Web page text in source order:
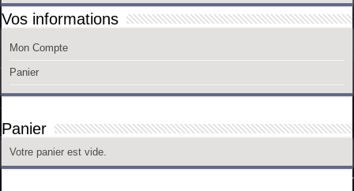
Vos informations
Mon Compte
Panier
Panier
Votre panier est vide.